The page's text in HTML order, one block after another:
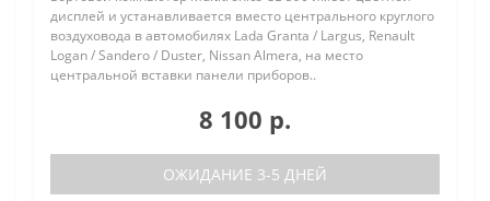
дисплей и устанавливается вместо центрального круглого
воздуховода в автомобилях Lada Granta / Largus, Renault
Logan / Sandero / Duster, Nissan Almera, на место
центральной вставки панели приборов..
8 100 р.
ОЖИДАНИЕ 3-5 ДНЕЙ